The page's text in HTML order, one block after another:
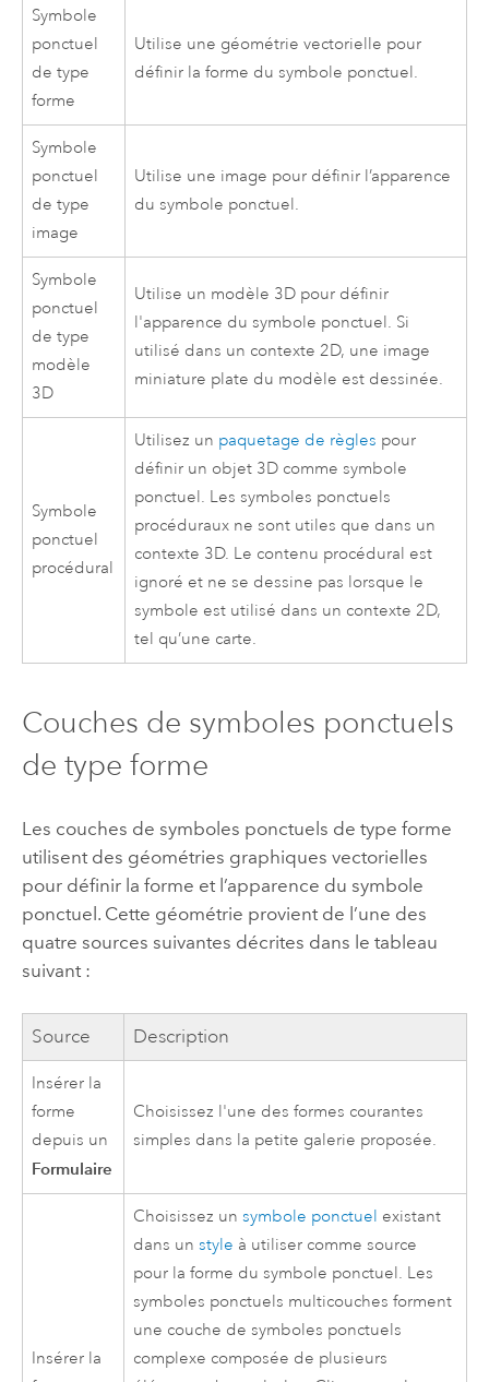
Symbole
ponctuel
de type
forme
Utilise une géométrie vectorielle pour
définir la forme du symbole ponctuel.
Symbole
ponctuel
de type
image
Utilise une image pour définir l’apparence
du symbole ponctuel.
Symbole
ponctuel
de type
modèle
3D
Utilise un modèle 3D pour définir
l'apparence du symbole ponctuel. Si
utilisé dans un contexte 2D, une image
miniature plate du modèle est dessinée.
Symbole
ponctuel
procédural
Utilisez un paquetage de règles pour
définir un objet 3D comme symbole
ponctuel. Les symboles ponctuels
procéduraux ne sont utiles que dans un
contexte 3D. Le contenu procédural est
ignoré et ne se dessine pas lorsque le
symbole est utilisé dans un contexte 2D,
tel qu’une carte.
Couches de symboles ponctuels
de type forme
Les couches de symboles ponctuels de type forme
utilisent des géométries graphiques vectorielles
pour définir la forme et l’apparence du symbole
ponctuel. Cette géométrie provient de l’une des
quatre sources suivantes décrites dans le tableau
suivant :
Source Description
Insérer la
forme
depuis un
Formulaire
Choisissez l'une des formes courantes
simples dans la petite galerie proposée.
Insérer la
Choisissez unsymbole ponctuel existant
dans unstyle à utiliser comme source
pour la forme du symbole ponctuel. Les
symboles ponctuels multicouches forment
une couche de symboles ponctuels
complexe composée de plusieurs